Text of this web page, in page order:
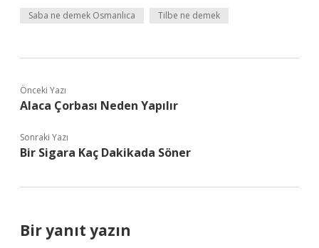
Saba ne demek Osmanlıca Tilbe ne demek
Önceki Yazı
Alaca Çorbası Neden Yapılır
Sonraki Yazı
Bir Sigara Kaç Dakikada Söner
Bir yanıt yazın